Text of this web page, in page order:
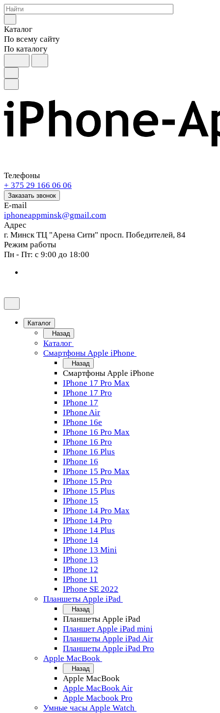
Каталог
По всему сайту
По каталогу
Телефоны
+ 375 29 166 06 06
Заказать звонок
E-mail
iphoneappminsk@gmail.com
Адрес
г. Минск ТЦ "Арена Сити" просп. Победителей, 84
Режим работы
Пн - Пт: с 9:00 до 18:00
Каталог
Назад
Каталог
Смартфоны Apple iPhone
Назад
Смартфоны Apple iPhone
IPhone 17 Pro Max
IPhone 17 Pro
IPhone 17
IPhone Air
IPhone 16e
IPhone 16 Pro Max
IPhone 16 Pro
IPhone 16 Plus
IPhone 16
IPhone 15 Pro Max
IPhone 15 Pro
IPhone 15 Plus
IPhone 15
IPhone 14 Pro Max
IPhone 14 Pro
IPhone 14 Plus
IPhone 14
IPhone 13 Mini
IPhone 13
IPhone 12
IPhone 11
IPhone SE 2022
Планшеты Apple iPad
Назад
Планшеты Apple iPad
Планшет Apple iPad mini
Планшеты Apple iPad Air
Планшеты Apple iPad Pro
Apple MacBook
Назад
Apple MacBook
Apple MacBook Air
Apple Macbook Pro
Умные часы Apple Watch